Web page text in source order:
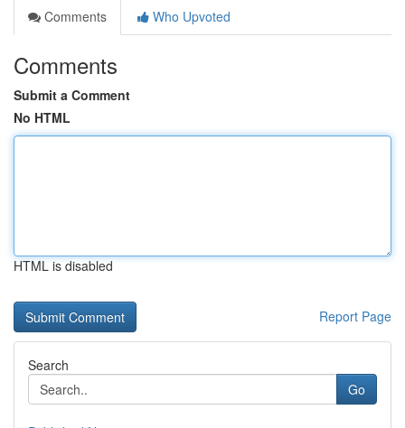
Comments
Who Upvoted
Comments
Submit a Comment
No HTML
HTML is disabled
Report Page
Search
Go